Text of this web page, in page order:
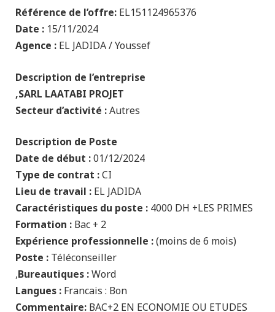
Référence de l’offre:EL151124965376
Date :15/11/2024
Agence :EL JADIDA / Youssef
Description de l’entreprise
SARL LAATABI PROJET,
Secteur d’activité :Autres
Description de Poste
Date de début :01/12/2024
Type de contrat :CI
Lieu de travail :EL JADIDA
Caractéristiques du poste :4000 DH +LES PRIMES
Formation :Bac + 2
Expérience professionnelle :(moins de 6 mois)
Poste :Téléconseiller
Bureautiques :Word,
Langues :Francais : Bon